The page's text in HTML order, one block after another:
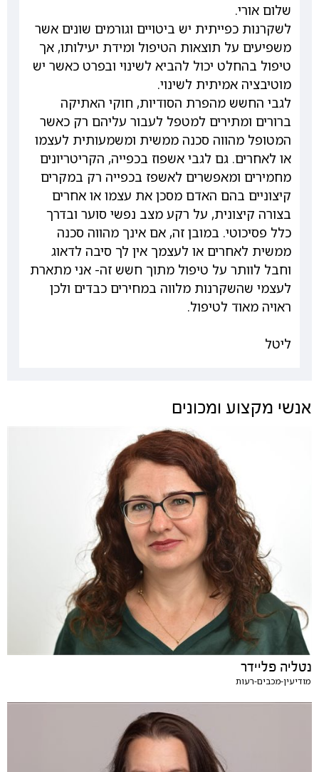
שלום אורי.
לשקרנות כפייתית יש ביטויים וגורמים שונים אשר
משפיעים על תוצאות הטיפול ומידת יעילותו, אך
טיפול בהחלט יכול להביא לשינוי ובפרט כאשר יש
מוטיבציה אמיתית לשינוי.
לגבי החשש מהפרת הסודיות, חוקי האתיקה
ברורים ומתירים למטפל לעבור עליהם רק כאשר
המטופל מהווה סכנה ממשית ומשמעותית לעצמו
או לאחרים. גם לגבי אשפוז בכפייה, הקריטריונים
מחמירים ומאפשרים לאשפז בכפייה רק במקרים
קיצוניים בהם האדם מסכן את עצמו או אחרים
בצורה קיצונית, על רקע מצב נפשי סוער ובדרך
כלל פסיכוטי. במובן זה, אם אינך מהווה סכנה
ממשית לאחרים או לעצמך אין לך סיבה לדאוג
וחבל לוותר על טיפול מתוך חשש זה- אני מתארת
לעצמי שהשקרנות מלווה במחירים כבדים ולכן
ראויה מאוד לטיפול.
ליטל
אנשי מקצוע ומכונים
נטליה פליידר
מודיעין-מכבים-רעות